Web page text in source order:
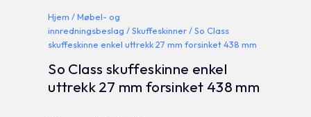
Hjem /Møbel- og
innredningsbeslag /Skuffeskinner/ So Class
skuffeskinne enkel uttrekk 27 mm forsinket 438 mm
So Class skuffeskinne enkel
uttrekk 27 mm forsinket 438 mm